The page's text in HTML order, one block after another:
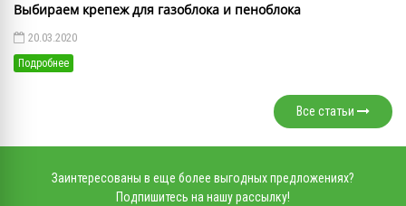
Выбираем крепеж для газоблока и пеноблока
20.03.2020
Подробнее
Все статьи
Заинтересованы в еще более выгодных предложениях?
Подпишитесь на нашу рассылку!